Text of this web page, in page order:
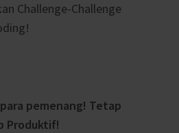
Challenge-Challenge
pemenang! Tetap
Produktif!